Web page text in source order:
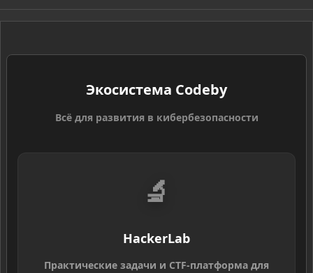
S
Экосистема Codeby
Всё для развития в кибербезопасности
🔬
HackerLab
Практические задачи и CTF-платформа для